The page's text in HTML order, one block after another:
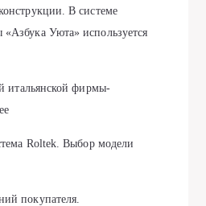
В системе
Уюта» используется
итальянской фирмы-
Roltek. Выбор модели
покупателя.